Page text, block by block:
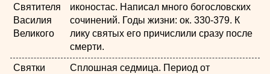
Святителя
Василия
Великого
иконостас. Написал много богословских
сочинений. Годы жизни: ок. 330-379. К
лику святых его причислили сразу после
смерти.
Святки
Сплошная седмица. Период от